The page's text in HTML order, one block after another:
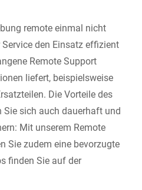
remote einmal nicht
den Einsatz effizient
Remote Support
liefert, beispielsweise
Die Vorteile des
Sie sich auch dauerhaft und
Mit unserem Remote
Sie zudem eine bevorzugte
finden Sie auf der